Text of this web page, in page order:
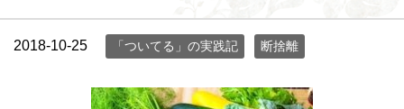
2018-10-25 「ついてる」の実践記 断捨離